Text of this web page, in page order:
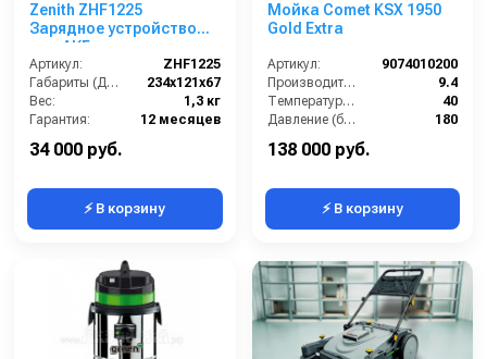
Zenith ZHF1225
Зарядное устройство
для АКБ
Артикул:
ZHF1225
Габариты (ДхШхВ):
234х121х67
Вес:
1,3 кг
Гарантия:
12 месяцев
34 000 руб.
⚡ В корзину
Мойка Comet KSX 1950
Gold Extra
Артикул:
9074010200
Производительность (л/мин):
9.4
Температура (°C):
40
Давление (бар):
180
138 000 руб.
⚡ В корзину